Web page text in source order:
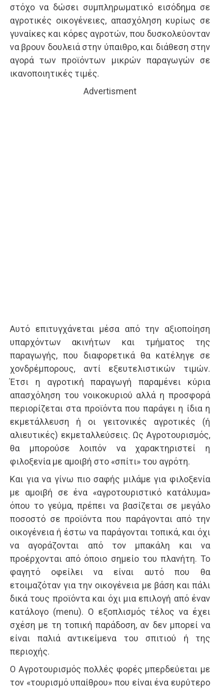
στόχο να δώσει συμπληρωματικό εισόδημα σε
αγροτικές οικογένειες, απασχόληση κυρίως σε
γυναίκες και κόρες αγροτών, που δυσκολεύονταν
να βρουν δουλειά στην ύπαιθρο, και διάθεση στην
αγορά των προϊόντων μικρών παραγωγών σε
ικανοποιητικές τιμές.
Advertisment
Αυτό επιτυγχάνεται μέσα από την αξιοποίηση
υπαρχόντων ακινήτων και τμήματος της
παραγωγής, που διαφορετικά θα κατέληγε σε
χονδρέμπορους, αντί εξευτελιστικών τιμών.
Έτσι η αγροτική παραγωγή παραμένει κύρια
απασχόληση του νοικοκυριού αλλά η προσφορά
περιορίζεται στα προϊόντα που παράγει η ίδια η
εκμετάλλευση ή οι γειτονικές αγροτικές (ή
αλιευτικές) εκμεταλλεύσεις. Ως Αγροτουρισμός,
θα μπορούσε λοιπόν να χαρακτηριστεί η
φιλοξενία με αμοιβή στο «σπίτι» του αγρότη.
Και για να γίνω πιο σαφής μιλάμε για φιλοξενία
με αμοιβή σε ένα «αγροτουριστικό κατάλυμα»
όπου το γεύμα, πρέπει να βασίζεται σε μεγάλο
ποσοστό σε προϊόντα που παράγονται από την
οικογένεια ή έστω να παράγονται τοπικά, και όχι
να αγοράζονται από τον μπακάλη και να
προέρχονται από όποιο σημείο του πλανήτη. Το
φαγητό οφείλει να είναι αυτό που θα
ετοιμαζόταν για την οικογένεια με βάση και πάλι
δικά τους προϊόντα και όχι μια επιλογή από έναν
κατάλογο (menu). Ο εξοπλισμός τέλος να έχει
σχέση με τη τοπική παράδοση, αν δεν μπορεί να
είναι παλιά αντικείμενα του σπιτιού ή της
περιοχής.
Ο Αγροτουρισμός πολλές φορές μπερδεύεται με
τον «τουρισμό υπαίθρου» που είναι ένα ευρύτερο